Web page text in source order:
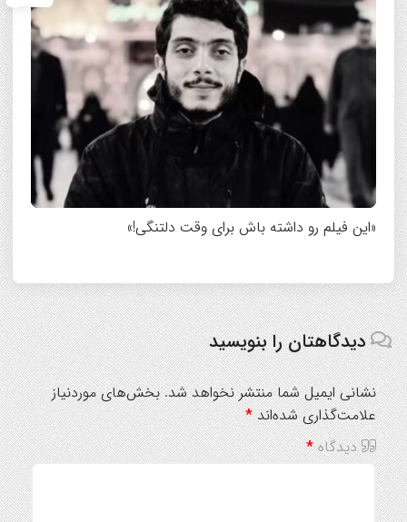
«این فیلم رو داشته باش برای وقت دلتنگی!»
دیدگاهتان را بنویسید
نشانی ایمیل شما منتشر نخواهد شد. بخش‌های موردنیاز
علامت‌گذاری شده‌اند*
دیدگاه*